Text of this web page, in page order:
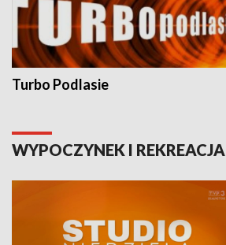
Turbo Podlasie
WYPOCZYNEK I REKREACJA